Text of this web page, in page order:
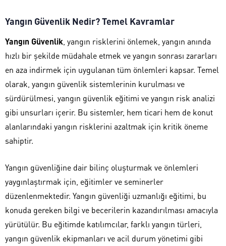
Yangın Güvenlik Nedir? Temel Kavramlar
Yangın Güvenlik , yangın risklerini önlemek, yangın anında
hızlı bir şekilde müdahale etmek ve yangın sonrası zararları
en aza indirmek için uygulanan tüm önlemleri kapsar. Temel
olarak, yangın güvenlik sistemlerinin kurulması ve
sürdürülmesi, yangın güvenlik eğitimi ve yangın risk analizi
gibi unsurları içerir. Bu sistemler, hem ticari hem de konut
alanlarındaki yangın risklerini azaltmak için kritik öneme
sahiptir.
Yangın güvenliğine dair bilinç oluşturmak ve önlemleri
yaygınlaştırmak için, eğitimler ve seminerler
düzenlenmektedir. Yangın güvenliği uzmanlığı eğitimi, bu
konuda gereken bilgi ve becerilerin kazandırılması amacıyla
yürütülür. Bu eğitimde katılımcılar, farklı yangın türleri,
yangın güvenlik ekipmanları ve acil durum yönetimi gibi